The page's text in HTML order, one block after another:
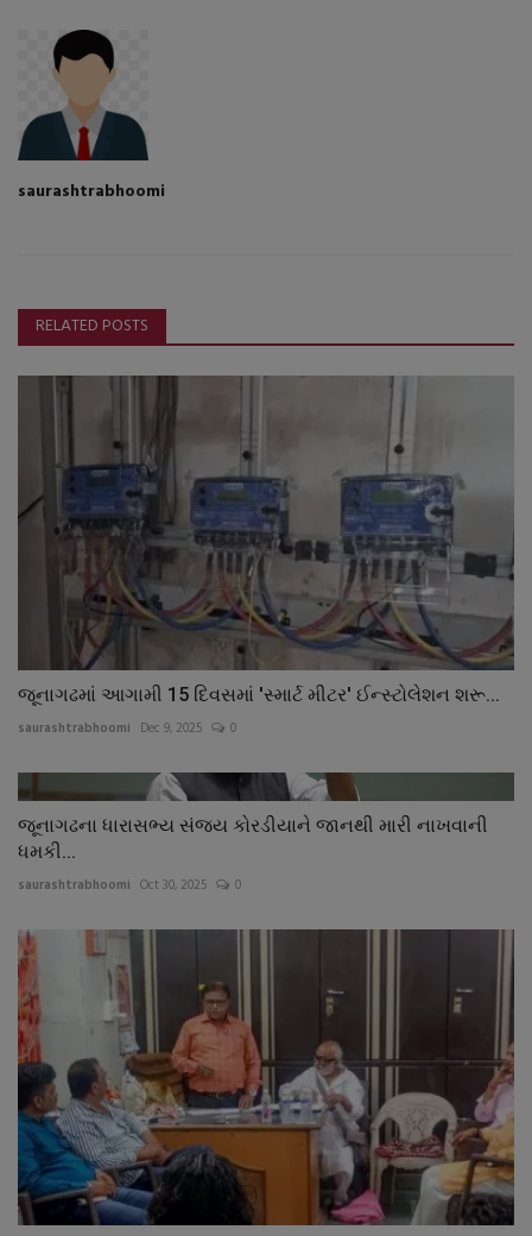
saurashtrabhoomi
RELATED POSTS
જૂનાગઢમાં આગામી 15 દિવસમાં 'સ્માર્ટ મીટર' ઈન્સ્ટોલેશન શરૂ...
saurashtrabhoomi Dec 9, 2025 0
જૂનાગઢના ધારાસભ્ય સંજય કોરડીયાને જાનથી મારી નાખવાની
ધમકી...
saurashtrabhoomi Oct 30, 2025 0